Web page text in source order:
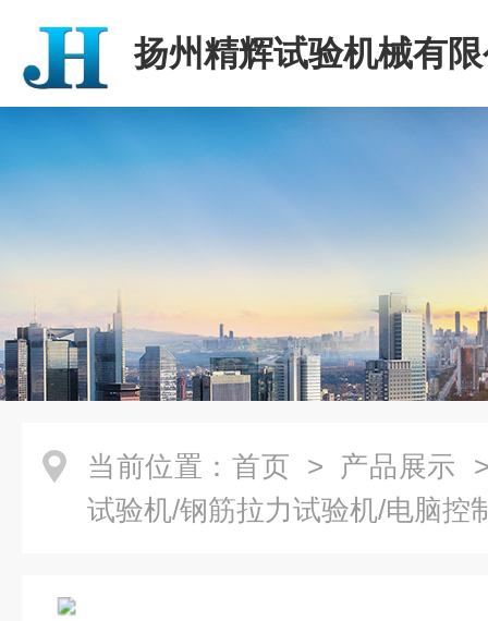
扬州精辉试验机械有
当前位置： 首页 > 产品展示
试验机/钢筋拉力试验机/电脑控